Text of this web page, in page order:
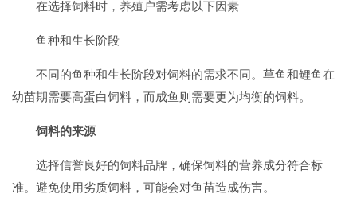
在选择饲料时，养殖户需考虑以下因素
鱼种和生长阶段
不同的鱼种和生长阶段对饲料的需求不同。草鱼和鲤鱼在
幼苗期需要高蛋白饲料，而成鱼则需要更为均衡的饲料。
饲料的来源
选择信誉良好的饲料品牌，确保饲料的营养成分符合标
准。避免使用劣质饲料，可能会对鱼苗造成伤害。